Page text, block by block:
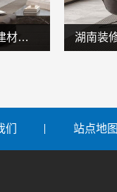
源头直供建材湖南美学筑家建材商铺装修，性价比之选
站点地图